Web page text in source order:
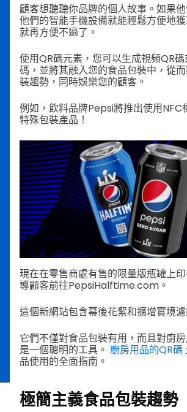
顧客想聽聽你品牌的個人故事。如果
他們的智能手機設備就能輕鬆方便地
就再方便不過了。
使用QR碼元素，您可以生成視頻QR
碼，並將其融入您的食品包裝中，從
裝趨勢，同時娛樂您的顧客。
例如，飲料品牌Pepsi將推出使用NFC
特殊包裝產品！
現在在零售商處有售的限量版瓶罐上
導顧客前往PepsiHalftime.com。
這個新網站包含幕後花絮和擴增實境濾
它們不僅對食品包裝有用，而且對廚
是一個聰明的工具。 廚房用品的QR碼
品使用的全面指南。
極簡主義食品包裝趨勢